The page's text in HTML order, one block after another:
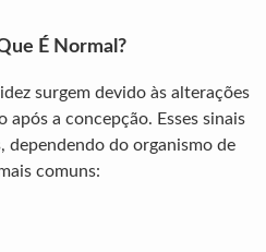
É Normal?
surgem devido às alterações
a concepção. Esses sinais
dependendo do organismo de
comuns: